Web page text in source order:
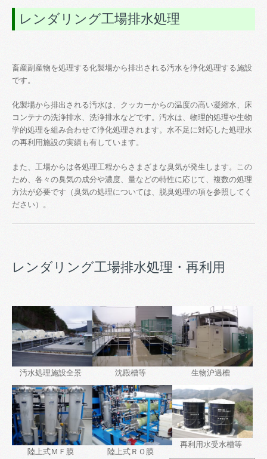
レンダリング工場排水処理
畜産副産物を処理する化製場から排出される汚水を浄化処理する施設
です。
化製場から排出される汚水は、クッカーからの温度の高い凝縮水、床
コンテナの洗浄排水、洗浄排水などです。汚水は、物理的処理や生物
学的処理を組み合わせて浄化処理されます。水不足に対応した処理水
の再利用施設の実績も有しています。
また、工場からは各処理工程からさまざまな臭気が発生します。この
ため、各々の臭気の成分や濃度、量などの特性に応じて、複数の処理
方法が必要です（臭気の処理については、脱臭処理の項を参照してく
ださい）。
レンダリング工場排水処理・再利用
汚水処理施設全景 沈殿槽等 生物沪過槽
陸上式ＭＦ膜 陸上式ＲＯ膜
再利用水受水槽等